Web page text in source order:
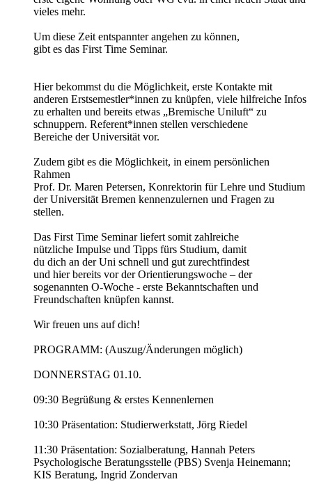
vieles mehr.
Um diese Zeit entspannter angehen zu können,
gibt es das First Time Seminar.
Hier bekommst du die Möglichkeit, erste Kontakte mit
anderen Erstsemestler*innen zu knüpfen, viele hilfreiche Infos
zu erhalten und bereits etwas „Bremische Uniluft“ zu
schnuppern. Referent*innen stellen verschiedene
Bereiche der Universität vor.
Zudem gibt es die Möglichkeit, in einem persönlichen
Rahmen
Prof. Dr. Maren Petersen, Konrektorin für Lehre und Studium
der Universität Bremen kennenzulernen und Fragen zu
stellen.
Das First Time Seminar liefert somit zahlreiche
nützliche Impulse und Tipps fürs Studium, damit
du dich an der Uni schnell und gut zurechtfindest
und hier bereits vor der Orientierungswoche – der
sogenannten O-Woche - erste Bekanntschaften und
Freundschaften knüpfen kannst.
Wir freuen uns auf dich!
PROGRAMM: (Auszug/Änderungen möglich)
DONNERSTAG 01.10.
09:30 Begrüßung & erstes Kennenlernen
10:30 Präsentation: Studierwerkstatt, Jörg Riedel
11:30 Präsentation: Sozialberatung, Hannah Peters
Psychologische Beratungsstelle (PBS) Svenja Heinemann;
KIS Beratung, Ingrid Zondervan